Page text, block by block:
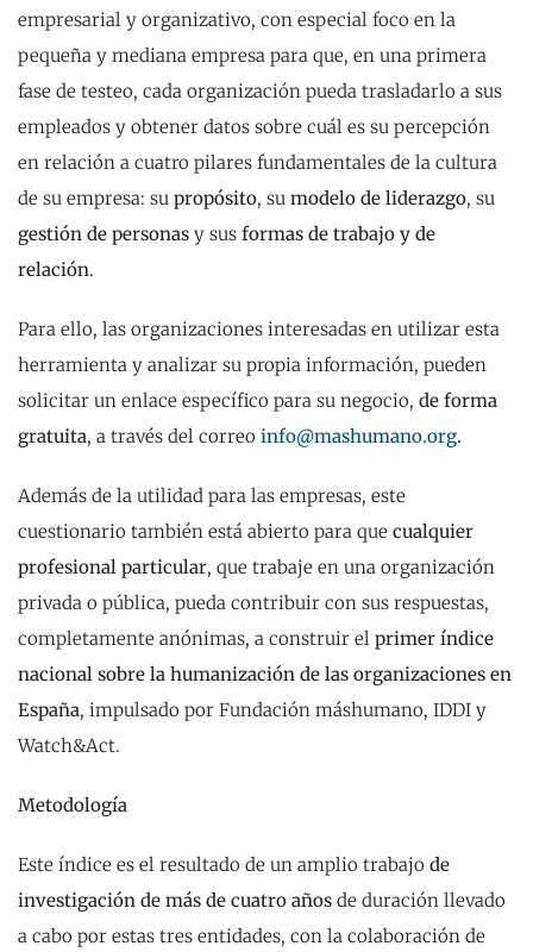
empresarial y organizativo, con especial foco en la
pequeña y mediana empresa para que, en una primera
fase de testeo, cada organización pueda trasladarlo a sus
empleados y obtener datos sobre cuál es su percepción
en relación a cuatro pilares fundamentales de la cultura
de su empresa: su propósito, su modelo de liderazgo, su
gestión de personas y sus formas de trabajo y de
relación.
Para ello, las organizaciones interesadas en utilizar esta
herramienta y analizar su propia información, pueden
solicitar un enlace específico para su negocio, de forma
gratuita, a través del correo info@mashumano.org.
Además de la utilidad para las empresas, este
cuestionario también está abierto para que cualquier
profesional particular, que trabaje en una organización
privada o pública, pueda contribuir con sus respuestas,
completamente anónimas, a construir el primer índice
nacional sobre la humanización de las organizaciones en
España, impulsado por Fundación máshumano, IDDI y
Watch&Act.
Metodología
Este índice es el resultado de un amplio trabajo de
investigación de más de cuatro años de duración llevado
a cabo por estas tres entidades, con la colaboración de